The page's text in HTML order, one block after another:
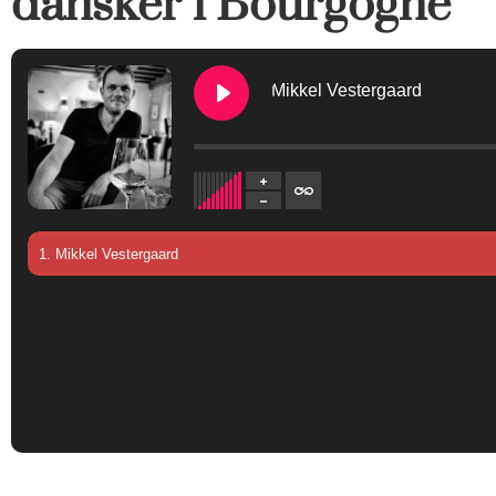
Mikkel Vestergaard
1. Mikkel Vestergaard